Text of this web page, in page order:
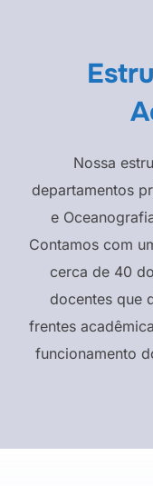
Nossa
departamentos
e
Contamos com
cerca de 40
docentes que
frentes
funcionamento